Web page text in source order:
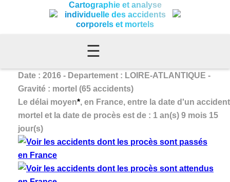
Cartographie et analyse
individuelle des accidents
corporels et mortels
☰
Date : 2016 - Departement : LOIRE-ATLANTIQUE -
Gravité : mortel (65 accidents)
Le délai moyen*, en France, entre la date d'un accident
mortel et la date de procès est de : 1 an(s) 9 mois 15
jour(s)